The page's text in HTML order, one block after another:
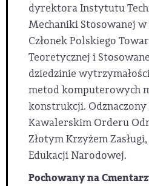
dyrektora Instytutu
Mechaniki Stosowanej w
Członek Polskiego
Teoretycznej i
dziedzinie
metod komputerowych
konstrukcji.
Kawalerskim Orderu
Złotym Krzyżem
Edukacji Narodowej.
Pochowany na